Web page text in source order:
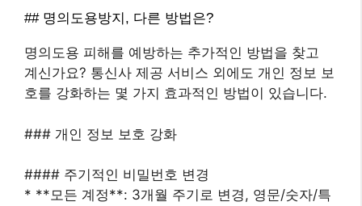
## 명의도용방지, 다른 방법은?
명의도용 피해를 예방하는 추가적인 방법을 찾고
계신가요? 통신사 제공 서비스 외에도 개인 정보 보
호를 강화하는 몇 가지 효과적인 방법이 있습니다.
### 개인 정보 보호 강화
#### 주기적인 비밀번호 변경
* **모든 계정**: 3개월 주기로 변경, 영문/숫자/특